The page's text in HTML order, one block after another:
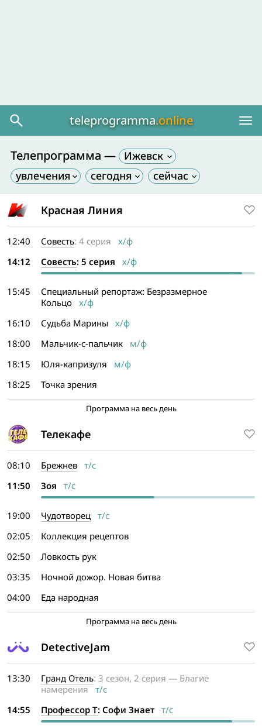
teleprogramma.online
Телепрограмма — Ижевск
Красная Линия
12:40 Совесть: 4 серия х/ф
14:12
Совесть: 5 серия х/ф
15:45
Специальный репортаж: Безразмерное
Кольцо х/ф
16:10
Судьба Марины х/ф
18:00
Мальчик-с-пальчик м/ф
18:15
Юля-капризуля м/ф
18:25
Точка зрения
Программа на весь день
Телекафе
08:10 Брежнев т/с
11:50
Зоя т/с
19:00 Чудотворец т/с
02:05
Коллекция рецептов
02:50
Ловкость рук
03:35
Ночной дожор. Новая битва
04:00
Еда народная
Программа на весь день
DetectiveJam
13:30 Гранд Отель: 3 сезон, 2 серия — Благие
намерения т/с
14:55
Профессор Т: Софи Знаетт/с